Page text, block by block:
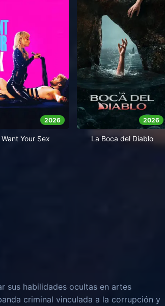
2026
Want Your Sex
2026
La Boca del Diablo
sus habilidades ocultas en artes
criminal vinculada a la corrupción y